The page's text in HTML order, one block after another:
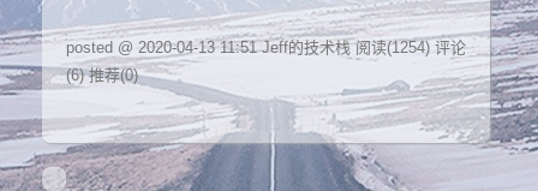
posted @ 2020-04-13 11:51 Jeff的技术栈阅读(1254) 评论
(6) 推荐(0)